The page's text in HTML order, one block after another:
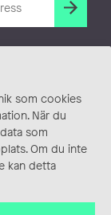
som cookies
När du
som
Om du inte
kan detta